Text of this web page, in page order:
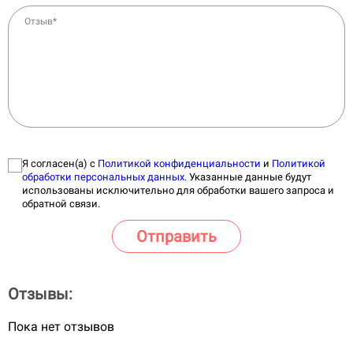
микроорганизмами:
диссеминированный криптококкоз, криптококковый
диссеминированные формы кандидоза;
кокцидиоидоз;
паракокцидиоидоз;
фикомикоз (зигомикоз);
хромомикоз;
плесневый микоз;
диссеминированный споротрихоз;
хроническая мицетома;
инфекции брюшной полости (в т.ч. перитонит);
грибковый сепсис;
висцеральный лейшманиоз (в том числе у пациентов с
Отзыв*
Я согласен(а) с Политикой конфиденциальности и Политикой
обработки персональных данных. Указанные данные будут
использованы исключительно для обработки вашего запроса и
обратной связи.
Отправить
Отзывы:
Пока нет отзывов